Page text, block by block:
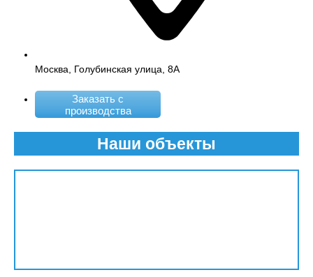
Москва, Голубинская улица, 8А
Заказать с
производства
Наши объекты